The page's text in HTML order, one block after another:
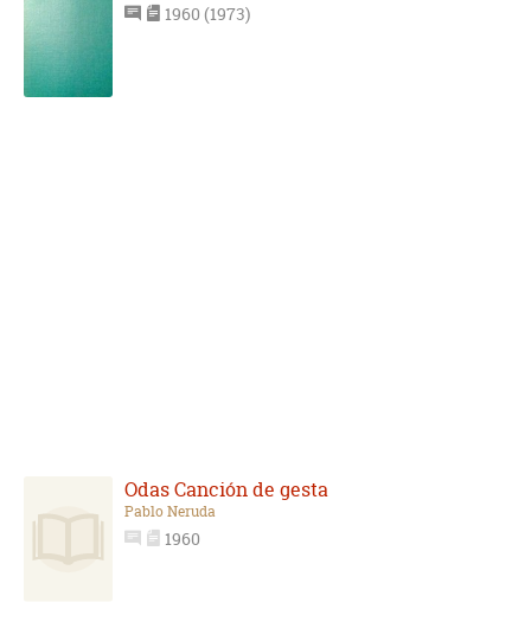
1960 (1973)
Odas Canción de gesta
Pablo Neruda
1960